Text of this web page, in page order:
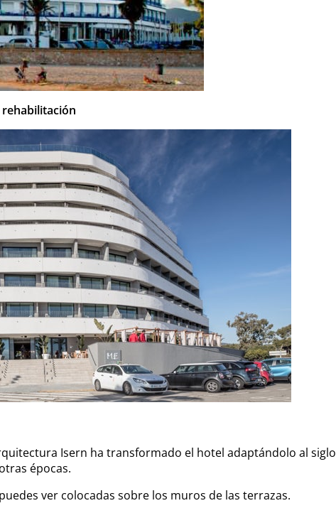
rehabilitación
Isern ha transformado el hotel adaptándolo al siglo
épocas.
ver colocadas sobre los muros de las terrazas.